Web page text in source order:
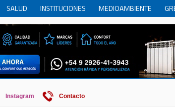
SALUD INSTITUCIONES MEDIOAMBIENTE
SOCIEDAD ECONOMIA HISTORIA HUMOR
Instagram Contacto